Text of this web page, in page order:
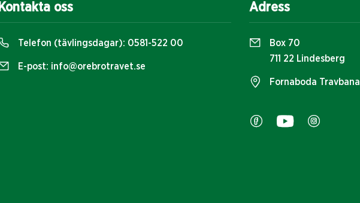
Kontakta oss
Telefon (tävlingsdagar): 0581-522 00
E-post: info@orebrotravet.se
Adress
Box 70
711 22 Lindesberg
Fornaboda Travbana